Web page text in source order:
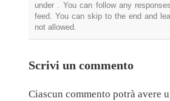
under . You can follow any
feed. You can skip to the end and
not allowed.
Scrivi un commento
Ciascun commento potrà avere